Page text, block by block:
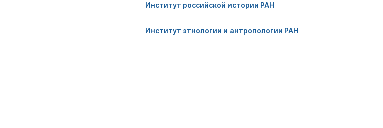
Институт российской истории РАН
Институт этнологии и антропологии РАН